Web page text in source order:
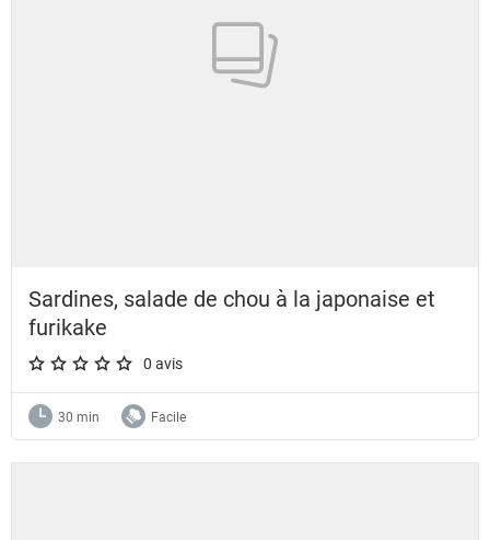
Sardines, salade de chou à la japonaise et
furikake
A star rating of 0 out of 5.
0 avis
30 min Facile